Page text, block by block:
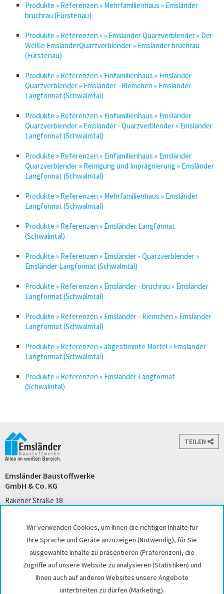
Wir verwenden Cookies, um Ihnen die richtigen Inhalte für
Ihre Sprache und Geräte anzuzeigen (Notwendig), für Sie
ausgewählte Inhalte zu präsentieren (Präferenzen), die
Zugriffe auf unsere Website zu analysieren (Statistiken) und
Ihnen auch auf anderen Websites unsere Angebote
unterbreiten zu dürfen (Marketing).
Produkte » Referenzen » Mehrfamilienhaus » Emsländer
bruchrau (Fürstenau)
Produkte » Referenzen » » Emsländer Quarzverblender » Der
Weiße EmsländerQuarzverblender » Emsländer bruchrau
(Fürstenau)
Produkte » Referenzen » Einfamilienhaus » Emsländer
Quarzverblender » Emsländer - Riemchen » Emsländer
Langformat (Schwalmtal)
Produkte » Referenzen » Einfamilienhaus » Emsländer
Quarzverblender » Emsländer - Quarzverblender » Emsländer
Langformat (Schwalmtal)
Produkte » Referenzen » Einfamilienhaus » Emsländer
Quarzverblender » Reinigung und Imprägnierung » Emsländer
Langformat (Schwalmtal)
Produkte » Referenzen » Mehrfamilienhaus » Emsländer
Langformat (Schwalmtal)
Produkte » Referenzen » Emsländer Langformat
(Schwalmtal)
Produkte » Referenzen » Emsländer - Quarzverblender »
Emsländer Langformat (Schwalmtal)
Produkte » Referenzen » Emsländer - bruchrau » Emsländer
Langformat (Schwalmtal)
Produkte » Referenzen » Emsländer - Riemchen » Emsländer
Langformat (Schwalmtal)
Produkte » Referenzen » abgestimmte Mörtel » Emsländer
Langformat (Schwalmtal)
Produkte » Referenzen » Emsländer Langformat
(Schwalmtal)
TEILEN
Emsländer Baustoffwerke
GmbH & Co. KG
Rakener Straße 18
kontakt@emslaender.de
www.emslaender.de